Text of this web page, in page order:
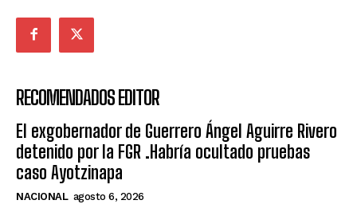
RECOMENDADOS EDITOR
El exgobernador de Guerrero Ángel Aguirre Rivero
detenido por la FGR .Habría ocultado pruebas
caso Ayotzinapa
NACIONAL agosto 6, 2026